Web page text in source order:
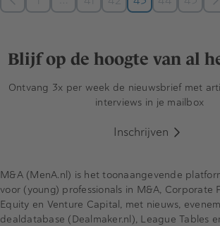
Blijf op de hoogte van al
Ontvang 3x per week de nieuwsbrief met
interviews in je mailbox
Inschrijven
M&A (MenA.nl) is het toonaangevende
voor (young) professionals in M&A, Corporate
Equity en Venture Capital, met nieuws,
dealdatabase (Dealmaker.nl), League Tables